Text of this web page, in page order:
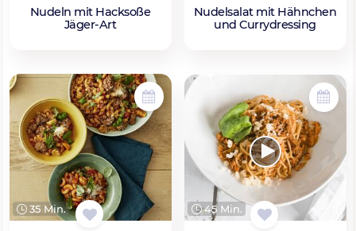
Nudeln mit Hacksoße
Jäger-Art
Nudelsalat mit Hähnchen
und Currydressing
35 Min. 45 Min.